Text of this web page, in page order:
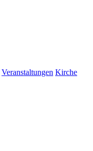
Veranstaltungen Kirche